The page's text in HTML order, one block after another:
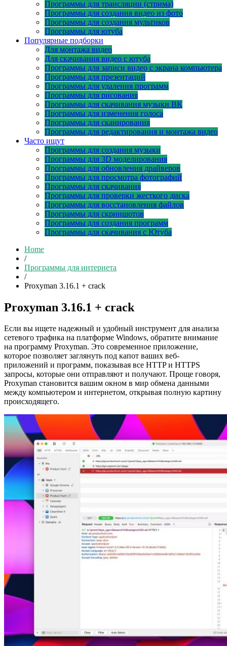
Программы для трансляции (стрима)
Программы для создания видео из фото
Программы для создания мультиков
Программы для ютуба
Популярные подборки
Для монтажа видео
Для скачивания видео с ютуба
Программы для записи видео с экрана компьютера
Программы для презентаций
Программы для удаления программ
Программы для рисования
Программы для скачивания музыки ВК
Программы для изменения голоса
Программы для сканирования
Программы для редактирования и монтажа видео
Часто ищут
Программы для создания музыки
Программы для 3D моделирования
Программы для обновления драйверов
Программы для просмотра фотографий
Программы для скачивания
Программы для проверки жесткого диска
Программы для восстановления файлов
Программы для скриншотов
Программы для создания программ
Программы для скачивания с Ютуба
Home
/
Программы для интернета
/
Proxyman 3.16.1 + crack
Proxyman 3.16.1 + crack
Если вы ищете надежный и удобный инструмент для анализа
сетевого трафика на платформе Windows, обратите внимание
на программу Proxyman. Это современное приложение,
которое позволяет заглянуть под капот ваших веб-
приложений и программ, показывая все HTTP и HTTPS
запросы, которые они отправляют и получают. Проще говоря,
Proxyman становится вашим окном в мир обмена данными
между компьютером и интернетом, открывая полную картину
происходящего.